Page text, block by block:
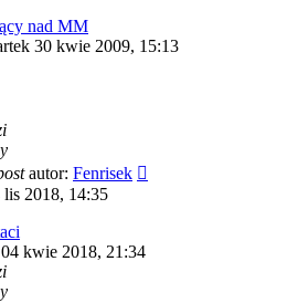
nad MM
30 kwie 2009, 15:13
autor: Fenrisek
lis 2018, 14:35
kwie 2018, 21:34